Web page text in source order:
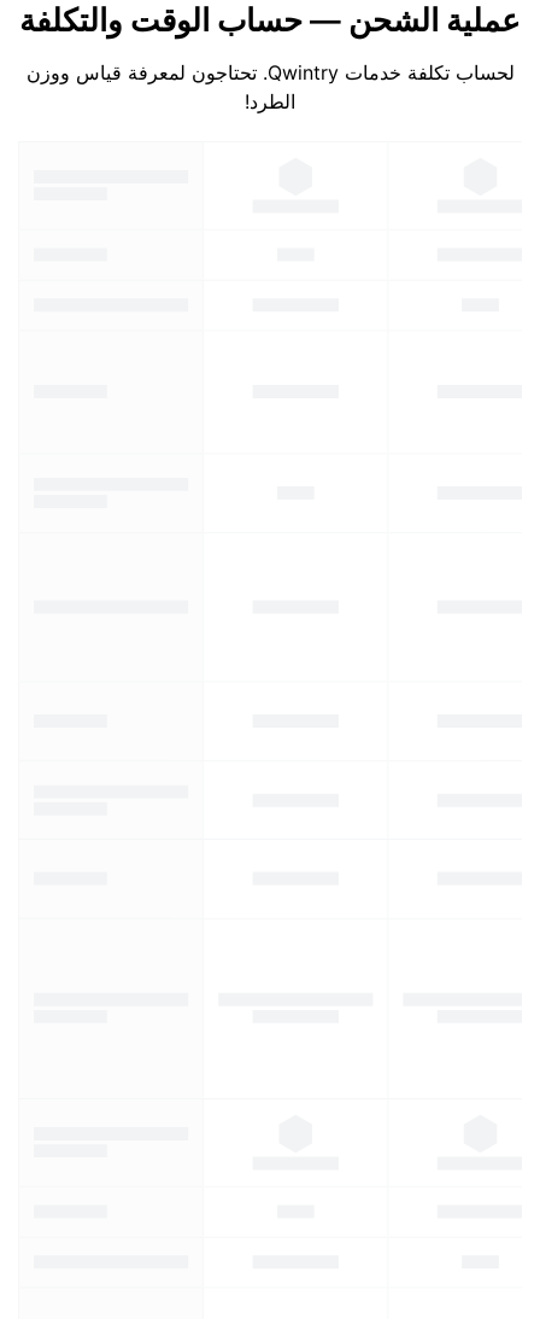
عملية الشحن — حساب الوقت والتكلفة
لحساب تكلفة خدمات Qwintry. تحتاجون لمعرفة قياس ووزن
الطرد!